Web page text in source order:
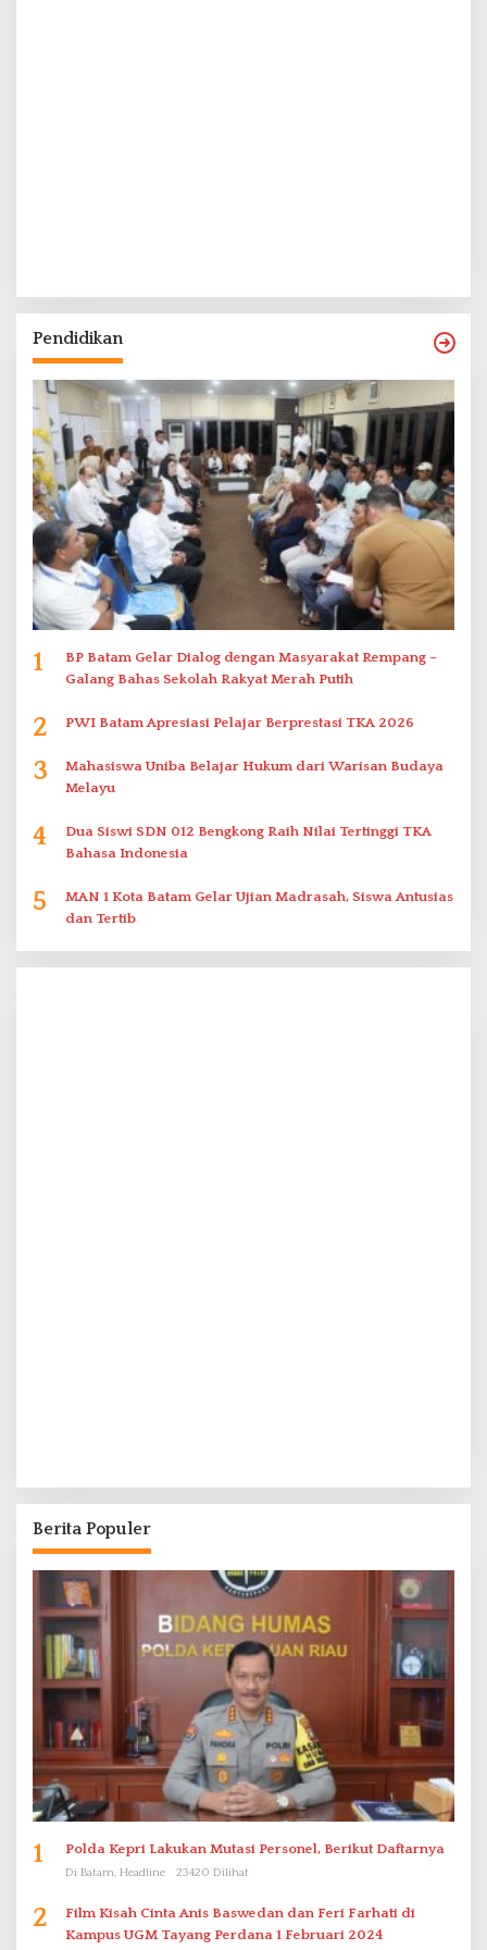
Pendidikan
1
BP Batam Gelar Dialog dengan Masyarakat Rempang –
Galang Bahas Sekolah Rakyat Merah Putih
2 PWI Batam Apresiasi Pelajar Berprestasi TKA 2026
3
Mahasiswa Uniba Belajar Hukum dari Warisan Budaya
Melayu
4
Dua Siswi SDN 012 Bengkong Raih Nilai Tertinggi TKA
Bahasa Indonesia
5
MAN 1 Kota Batam Gelar Ujian Madrasah, Siswa Antusias
dan Tertib
Berita Populer
1 Polda Kepri Lakukan Mutasi Personel, Berikut Daftarnya
Di Batam, Headline 23420 Dilihat
2
Film Kisah Cinta Anis Baswedan dan Feri Farhati di
Kampus UGM Tayang Perdana 1 Februari 2024